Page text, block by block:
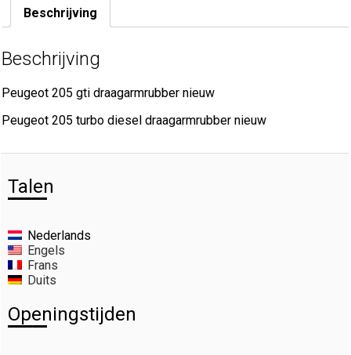
Beschrijving
Beschrijving
Peugeot 205 gti draagarmrubber nieuw
Peugeot 205 turbo diesel draagarmrubber nieuw
Talen
Nederlands
Engels
Frans
Duits
Openingstijden